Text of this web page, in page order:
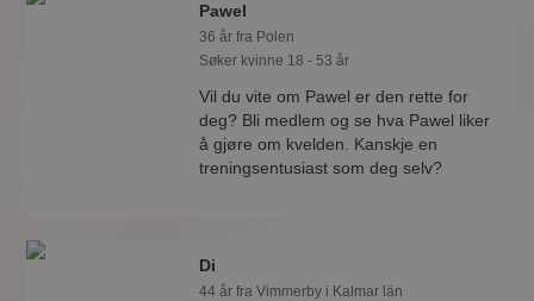
Pawel
36 år fra Polen
Søker kvinne 18 - 53 år
Vil du vite om Pawel er den rette for
deg? Bli medlem og se hva Pawel liker
å gjøre om kvelden. Kanskje en
treningsentusiast som deg selv?
Di
44 år fra Vimmerby i Kalmar län